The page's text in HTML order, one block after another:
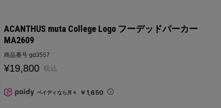
ACANTHUS muta College Logo フーデッドパーカー
MA2609
商品番号 gd3557
¥19,800 税込
ペイディなら月々 ￥1,650